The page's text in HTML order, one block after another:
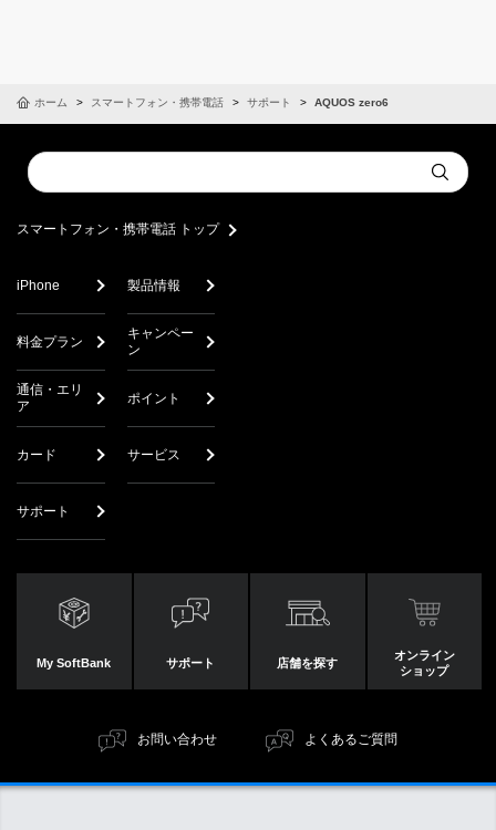
ホーム スマートフォン・携帯電話 サポート AQUOS zero6
Conduct
a
Submit
スマートフォン・携帯電話 トップ
iPhone 製品情報
料金プラン
キャンペー
ン
通信・エリ
ア
ポイント
カード サービス
サポート
My SoftBank サポート 店舗を探す
オンライン
ショップ
お問い合わせ よくあるご質問